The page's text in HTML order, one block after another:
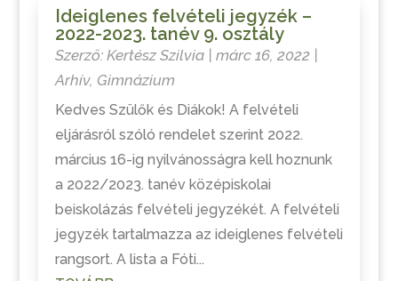
Ideiglenes felvételi jegyzék –
2022-2023. tanév 9. osztály
Szerző: Kertész Szilvia| márc 16, 2022|
Arhív, Gimnázium
Kedves Szülők és Diákok! A felvételi
eljárásról szóló rendelet szerint 2022.
március 16-ig nyilvánosságra kell hoznunk
a 2022/2023. tanév középiskolai
beiskolázás felvételi jegyzékét. A felvételi
jegyzék tartalmazza az ideiglenes felvételi
rangsort. A lista a Fóti...